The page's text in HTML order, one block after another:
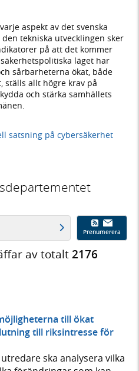
aspekt av det svenska
tekniska utvecklingen sker
på att det kommer
läget har
sårbarheterna ökat, både
ställs allt högre krav på
och stärka samhällets
satsning på cybersäkerhet
Prenumerera
av totalt2176
till ökat
till riksintresse för
ska analysera vilka